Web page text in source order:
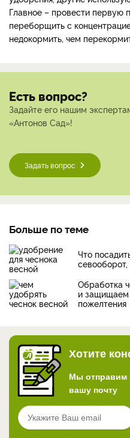
Главное – провести первую
переборщить с
недокормить, чем
Есть вопрос?
Задайте его нашим
«Антонов Сад»!
Задать вопрос
Больше по теме
Что
Обработка
и защищаем
пожелтения
Хотите
Мы отправим
вашу почту